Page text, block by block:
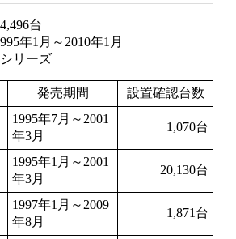
台
年1月～2010年1月
リーズ
発売期間
設置確認台数
1995年7月～2001
年3月
1,070台
1995年1月～2001
年3月
20,130台
1997年1月～2009
年8月
1,871台